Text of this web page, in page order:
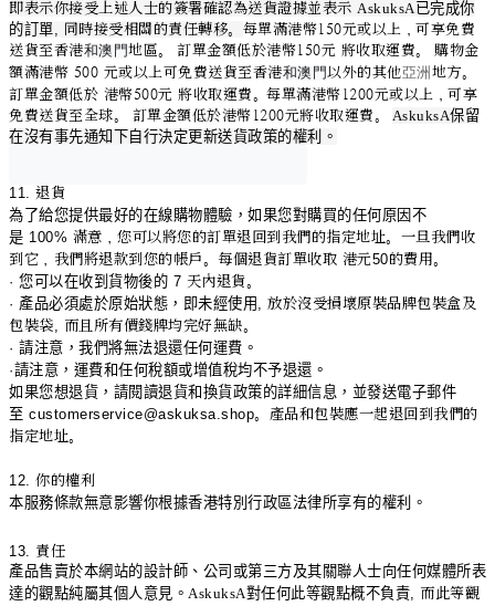
即表示你接受上述人士的簽署確認為送貨證據並表示 AskuksA已完成你
的訂單, 同時接受相關的責任轉移。 每單滿港幣150元或以上，可享免費
送貨至香港和澳門地區。 訂單金額低於港幣150元 將收取運費。 購物金
額滿港幣 500 元或以上可免費送貨至香港和澳門以外的其他亞洲地方。
訂單金額低於 港幣500元 將收取運費。 每單滿港幣1200元或以上，可享
免費送貨至全球。 訂單金額低於港幣 1200元將收取運費。 AskuksA保留
在沒有事先通知下自行決定更新送貨政策的權利。
11. 退貨
為了給您提供最好的在線購物體驗，如果您對購買的任何原因不
是 100% 滿意，您可以將您的訂單退回到我們的指定地址。一旦我們收
到它，我們將退款到您的帳戶。每個退貨訂單收取 港元50的費用。
· 您可以在收到貨物後的 7 天內退貨。
· 產品必須處於原始狀態，即未經使用 , 放於沒受損壞原裝品牌包裝盒及
包裝袋, 而且所有價錢牌均完好無缺。
· 請注意，我們將無法退還任何運費。
·請注意，運費和任何稅額或增值稅均不予退還。
如果您想退貨，請閱讀退貨和換貨政策的詳細信息，並發送電子郵件
至 customerservice@askuksa.shop。產品和包裝應一起退回到我們的
指定地址。
12. 你的權利
本服務條款無意影響你根據香港特別行政區法律所享有的權利。
13. 責任
產品售賣於本網站的設計師、公司或第三方及其關聯人士向任何媒體所表
達的觀點純屬其個人意見。 AskuksA對任何此等觀點概不負責, 而此等觀